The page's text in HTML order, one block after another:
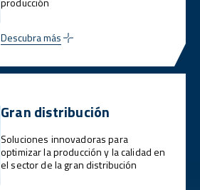
Descubra más
Gran distribución
Soluciones innovadoras para
optimizar la producción y la calidad en
el sector de la gran distribución